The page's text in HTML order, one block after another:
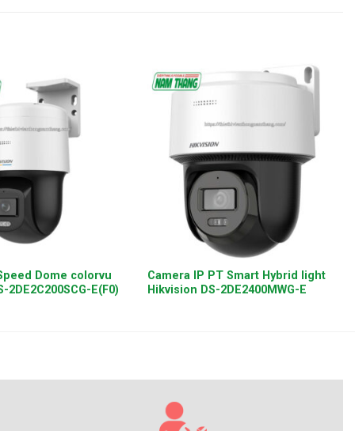
Dome colorvu
2DE2C200SCG-E(F0)
Camera IP PT Smart Hybrid light
Hikvision DS-2DE2400MWG-E